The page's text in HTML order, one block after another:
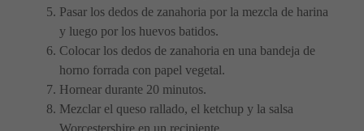
Pasar los dedos de zanahoria por la mezcla de harina
y luego por los huevos batidos.
Colocar los dedos de zanahoria en una bandeja de
horno forrada con papel vegetal.
Hornear durante 20 minutos.
Mezclar el queso rallado, el ketchup y la salsa
Worcestershire en un recipiente.